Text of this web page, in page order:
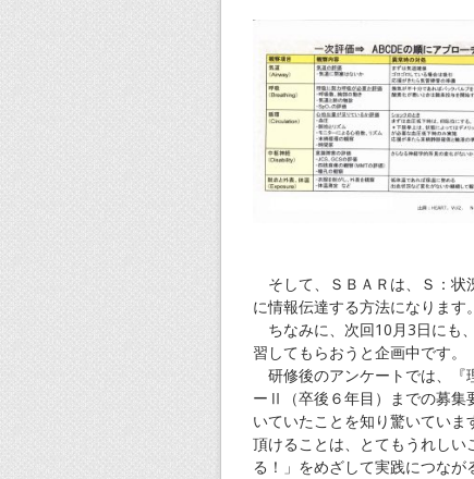
そして、ＳＢＡＲは、Ｓ：状
に情報伝達する方法になります。
ちなみに、次回10月3日にも
習してもらおうと企画中です。
研修後のアンケートでは、『
ーⅡ（卒後６年目）までの募集
いていたことを知り驚いてい
頂けることは、とてもうれしい
る！」をめざして実践につなが